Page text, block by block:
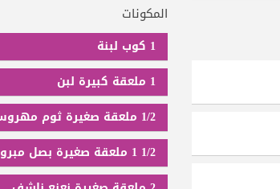
المكونات
1 كوب لبنة
1 ملعقة كبيرة لبن
1/2 ملعقة صغيرة ثوم مهروس
1/2 1 ملعقة صغيرة بصل مبروش